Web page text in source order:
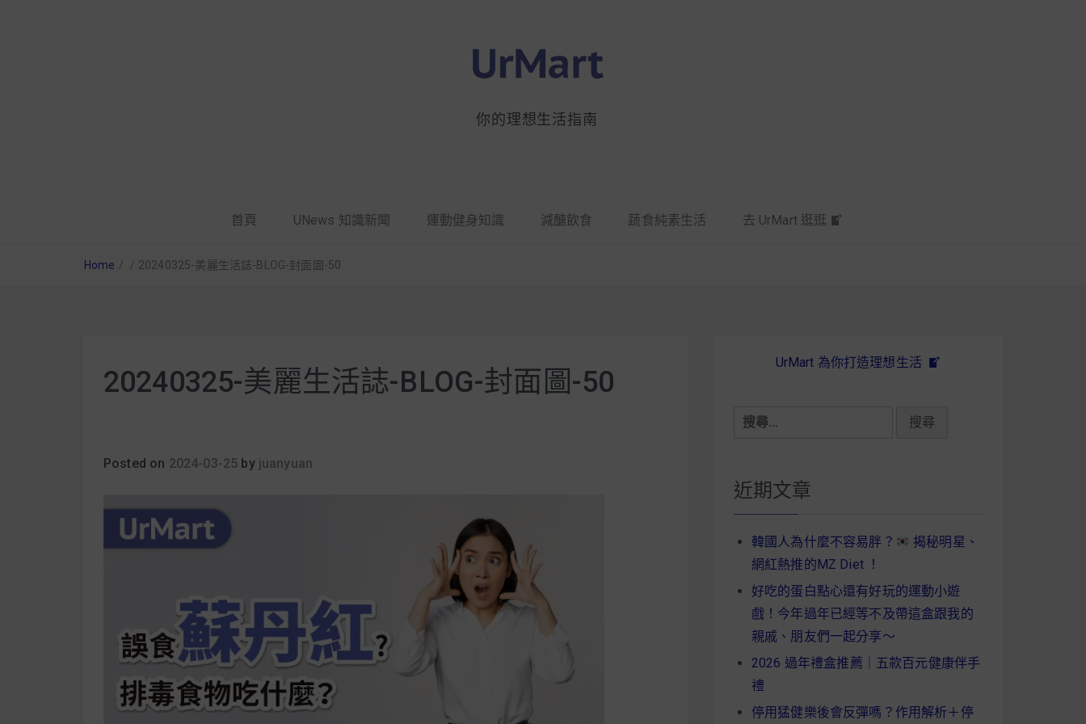
你的理想生活指南
首頁 UNews 知識新聞 運動健身知識 減醣飲食 蔬食純素生活 去 UrMart 逛逛
Home / / 20240325-美麗生活誌-BLOG-封面圖-50
20240325-美麗生活誌-BLOG-封面圖-50
Posted on 2024-03-25 by juanyuan
UrMart 為你打造理想生活
搜
鍵
近期文章
韓國人為什麼不容易胖？
揭秘明星、
網紅熱推的MZ Diet ！
好吃的蛋白點心還有好玩的運動小遊
戲！今年過年已經等不及帶這盒跟我的
親戚、朋友們一起分享～
2026 過年禮盒推薦｜五款百元健康伴手
禮
停用猛健樂後會反彈嗎？作用解析＋停